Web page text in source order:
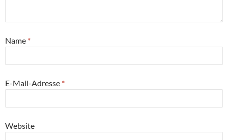
Name *
E-Mail-Adresse *
Website